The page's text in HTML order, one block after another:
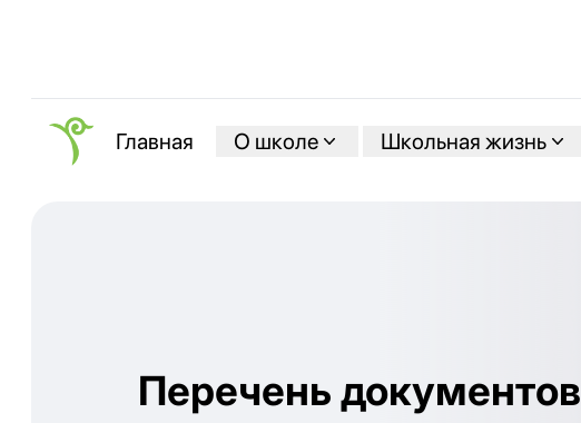
Главная О школе Школьная жизнь
Перечень документов